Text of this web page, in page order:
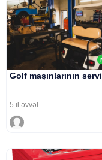
Golf maşınlarının
5 il əvvəl